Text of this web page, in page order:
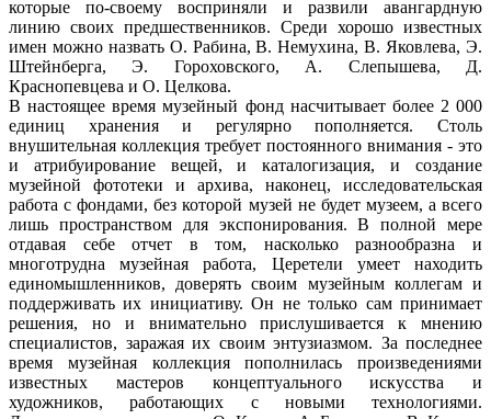
которые по-своему восприняли и развили авангардную
линию своих предшественников. Среди хорошо известных
имен можно назвать О. Рабина, В. Немухина, В. Яковлева, Э.
Штейнберга, Э. Гороховского, А. Слепышева, Д.
Краснопевцева и О. Целкова.
В настоящее время музейный фонд насчитывает более 2 000
единиц хранения и регулярно пополняется. Столь
внушительная коллекция требует постоянного внимания - это
и атрибуирование вещей, и каталогизация, и создание
музейной фототеки и архива, наконец, исследовательская
работа с фондами, без которой музей не будет музеем, а всего
лишь пространством для экспонирования. В полной мере
отдавая себе отчет в том, насколько разнообразна и
многотрудна музейная работа, Церетели умеет находить
единомышленников, доверять своим музейным коллегам и
поддерживать их инициативу. Он не только сам принимает
решения, но и внимательно прислушивается к мнению
специалистов, заражая их своим энтузиазмом. За последнее
время музейная коллекция пополнилась произведениями
известных мастеров концептуального искусства и
художников, работающих с новыми технологиями.